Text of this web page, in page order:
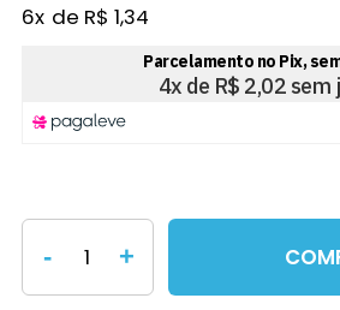
6x R$ 1,34
- +